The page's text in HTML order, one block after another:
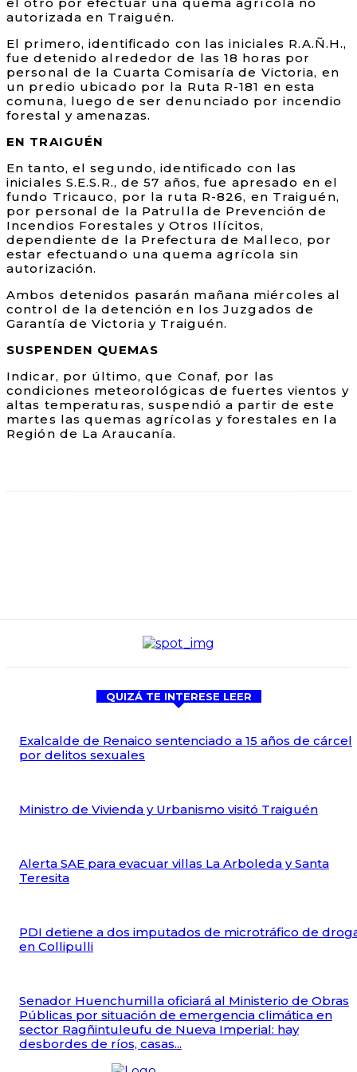
autorizada en Traiguén.
El primero, identificado con las iniciales R.A.Ñ.H.,
fue detenido alrededor de las 18 horas por
personal de la Cuarta Comisaría de Victoria, en
un predio ubicado por la Ruta R-181 en esta
comuna, luego de ser denunciado por incendio
forestal y amenazas.
EN TRAIGUÉN
En tanto, el segundo, identificado con las
iniciales S.E.S.R., de 57 años, fue apresado en el
fundo Tricauco, por la ruta R-826, en Traiguén,
por personal de la Patrulla de Prevención de
Incendios Forestales y Otros Ilícitos,
dependiente de la Prefectura de Malleco, por
estar efectuando una quema agrícola sin
autorización.
Ambos detenidos pasarán mañana miércoles al
control de la detención en los Juzgados de
Garantía de Victoria y Traiguén.
SUSPENDEN QUEMAS
Indicar, por último, que Conaf, por las
condiciones meteorológicas de fuertes vientos y
altas temperaturas, suspendió a partir de este
martes las quemas agrícolas y forestales en la
Región de La Araucanía.
QUIZÁ TE INTERESE LEER
Exalcalde de Renaico sentenciado a 15 años de cárcel
por delitos sexuales
Ministro de Vivienda y Urbanismo visitó Traiguén
Alerta SAE para evacuar villas La Arboleda y Santa
Teresita
PDI detiene a dos imputados de microtráfico de
en Collipulli
Senador Huenchumilla oficiará al Ministerio de Obras
Públicas por situación de emergencia climática en
sector Ragñintuleufu de Nueva Imperial: hay
desbordes de ríos, casas...